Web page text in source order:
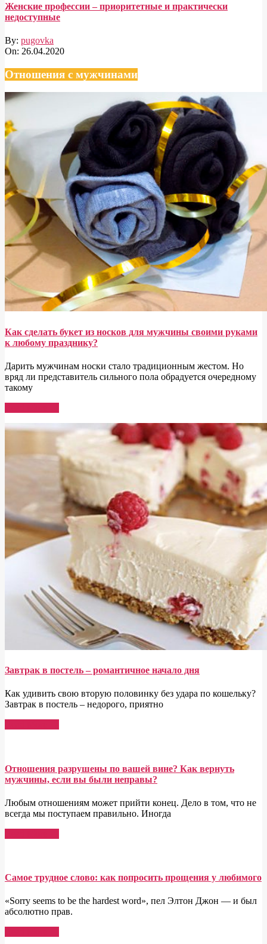
Женские профессии – приоритетные и практически
недоступные
By: pugovka
On: 26.04.2020
Отношения с мужчинами
Как сделать букет из носков для мужчины своими руками
к любому празднику?
Дарить мужчинам носки стало традиционным жестом. Но
вряд ли представитель сильного пола обрадуется очередному
такому
Завтрак в постель – романтичное начало дня
Как удивить свою вторую половинку без удара по кошельку?
Завтрак в постель – недорого, приятно
Отношения разрушены по вашей вине? Как вернуть
мужчины, если вы были неправы?
Любым отношениям может прийти конец. Дело в том, что не
всегда мы поступаем правильно. Иногда
Самое трудное слово: как попросить прощения у любимого
«Sorry seems to be the hardest word», пел Элтон Джон — и был
абсолютно прав.